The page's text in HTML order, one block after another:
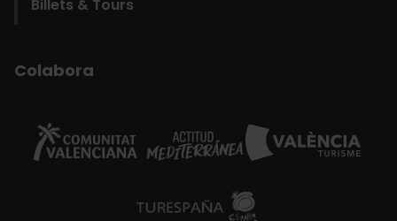
Billets & Tours
Colabora